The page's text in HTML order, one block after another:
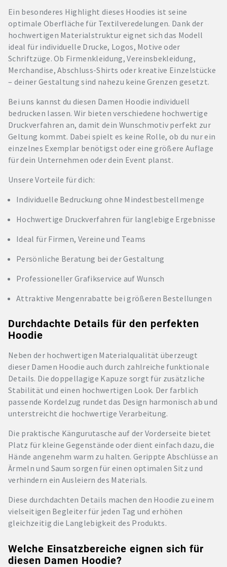
Ein besonderes Highlight dieses Hoodies ist seine
optimale Oberfläche für Textilveredelungen. Dank der
hochwertigen Materialstruktur eignet sich das Modell
ideal für individuelle Drucke, Logos, Motive oder
Schriftzüge. Ob Firmenkleidung, Vereinsbekleidung,
Merchandise, Abschluss-Shirts oder kreative Einzelstücke
– deiner Gestaltung sind nahezu keine Grenzen gesetzt.
Bei uns kannst du diesen Damen Hoodie individuell
bedrucken lassen. Wir bieten verschiedene hochwertige
Druckverfahren an, damit dein Wunschmotiv perfekt zur
Geltung kommt. Dabei spielt es keine Rolle, ob du nur ein
einzelnes Exemplar benötigst oder eine größere Auflage
für dein Unternehmen oder dein Event planst.
Unsere Vorteile für dich:
Individuelle Bedruckung ohne Mindestbestellmenge
Hochwertige Druckverfahren für langlebige Ergebnisse
Ideal für Firmen, Vereine und Teams
Persönliche Beratung bei der Gestaltung
Professioneller Grafikservice auf Wunsch
Attraktive Mengenrabatte bei größeren Bestellungen
Durchdachte Details für den perfekten
Hoodie
Neben der hochwertigen Materialqualität überzeugt
dieser Damen Hoodie auch durch zahlreiche funktionale
Details. Die doppellagige Kapuze sorgt für zusätzliche
Stabilität und einen hochwertigen Look. Der farblich
passende Kordelzug rundet das Design harmonisch ab und
unterstreicht die hochwertige Verarbeitung.
Die praktische Kängurutasche auf der Vorderseite bietet
Platz für kleine Gegenstände oder dient einfach dazu, die
Hände angenehm warm zu halten. Gerippte Abschlüsse an
Ärmeln und Saum sorgen für einen optimalen Sitz und
verhindern ein Ausleiern des Materials.
Diese durchdachten Details machen den Hoodie zu einem
vielseitigen Begleiter für jeden Tag und erhöhen
gleichzeitig die Langlebigkeit des Produkts.
Welche Einsatzbereiche eignen sich für
diesen Damen Hoodie?